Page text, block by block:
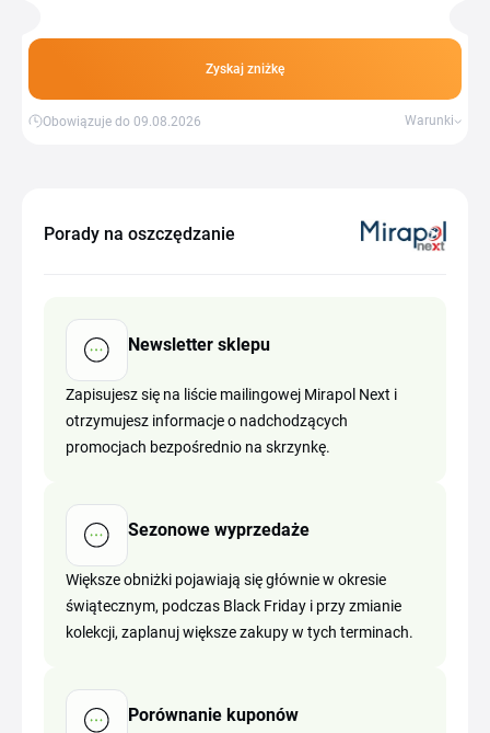
Zyskaj zniżkę
Obowiązuje do 09.08.2026 Warunki
Porady na oszczędzanie
Newsletter sklepu
Zapisujesz się na liście mailingowej Mirapol Next i
otrzymujesz informacje o nadchodzących
promocjach bezpośrednio na skrzynkę.
Sezonowe wyprzedaże
Większe obniżki pojawiają się głównie w okresie
świątecznym, podczas Black Friday i przy zmianie
kolekcji, zaplanuj większe zakupy w tych terminach.
Porównanie kuponów